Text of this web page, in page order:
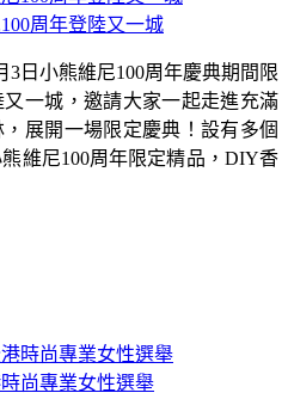
周年登陸又一城
3日小熊維尼100周年慶典期間限
一城，邀請大家一起走進充滿
展開一場限定慶典！設有多個
維尼100周年限定精品，DIY香
時尚專業女性選舉